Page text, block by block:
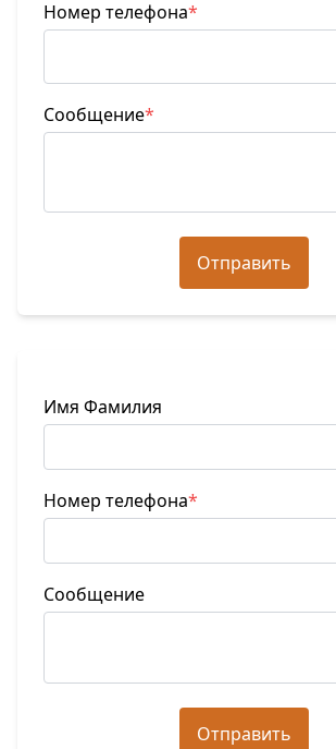
Номер телефона*
Сообщение*
Отправить
Имя Фамилия
Номер телефона*
Сообщение
Отправить